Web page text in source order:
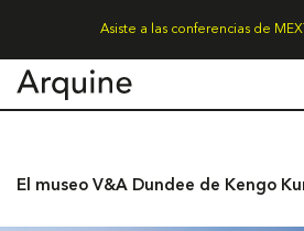
Asiste a las conferencias de
El museo V&A Dundee de Kengo